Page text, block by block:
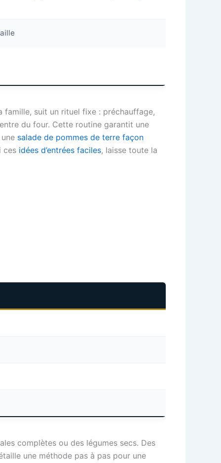
famille, suit un rituel fixe : préchauffage,
du four. Cette routine garantit une
salade de pommes de terre façon
ces idées d’entrées faciles, laisse toute la
complètes ou des légumes secs. Des
une méthode pas à pas pour une